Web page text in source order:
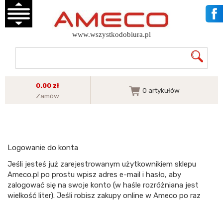
www.wszystkodobiura.pl
0.00 zł
Zamów
0 artykułów
Logowanie do konta
Jeśli jesteś już zarejestrowanym użytkownikiem sklepu
Ameco.pl po prostu wpisz adres e-mail i hasło, aby
zalogować się na swoje konto (w haśle rozróżniana jest
wielkość liter). Jeśli robisz zakupy online w Ameco po raz